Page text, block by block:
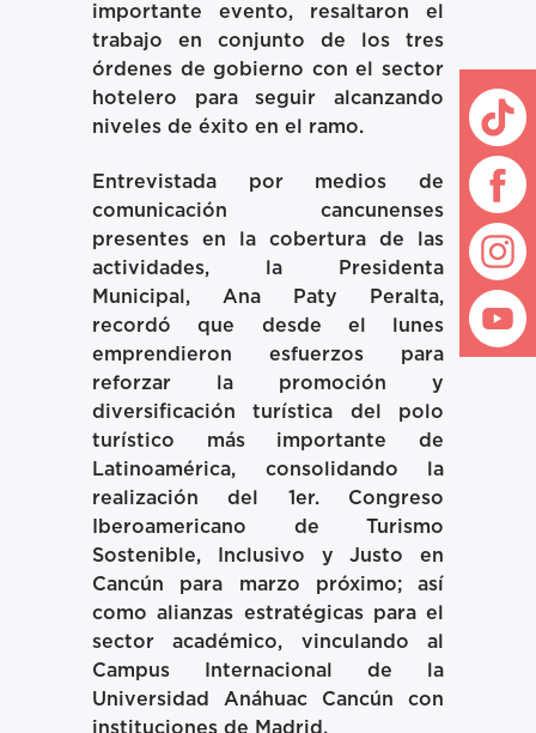
importante evento, resaltaron el
trabajo en conjunto de los tres
órdenes de gobierno con el sector
hotelero para seguir alcanzando
niveles de éxito en el ramo.
Entrevistada por medios de
comunicación cancunenses
presentes en la cobertura de las
actividades, la Presidenta
Municipal, Ana Paty Peralta,
recordó que desde el lunes
emprendieron esfuerzos para
reforzar la promoción y
diversificación turística del polo
turístico más importante de
Latinoamérica, consolidando la
realización del 1er. Congreso
Iberoamericano de Turismo
Sostenible, Inclusivo y Justo en
Cancún para marzo próximo; así
como alianzas estratégicas para el
sector académico, vinculando al
Campus Internacional de la
Universidad Anáhuac Cancún con
instituciones de Madrid.